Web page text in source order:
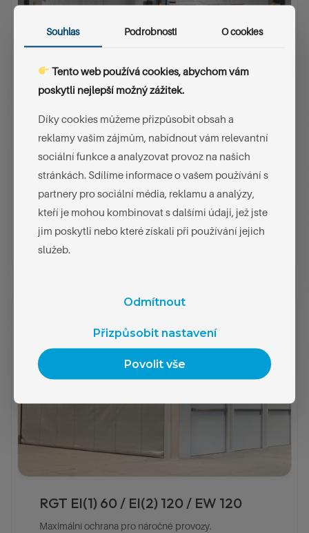
Vyvážená izolace a radiační ochrana.
Kombinace částečné tepelné izolace a vysoké radiační
ochrany
Vhodné pro provozy s vyšší požární klasifikací
Rozdíly oproti ostatním variantám
RGT EI(1) 60 / EI(2) 120 / EW 120
Maximální ochrana pro náročné provozy.
Souhlas Podrobnosti O cookies
Tento web používá cookies, abychom vám
poskytli nejlepší možný zážitek.
Díky cookies můžeme přizpůsobit obsah a
reklamy vašim zájmům, nabídnout vám relevantní
sociální funkce a analyzovat provoz na našich
stránkách. Sdílíme informace o vašem používání s
partnery pro sociální média, reklamu a analýzy,
kteří je mohou kombinovat s dalšími údaji, jež jste
jim poskytli nebo které získali při používání jejich
služeb.
Odmítnout
Přizpůsobit nastavení
Povolit vše